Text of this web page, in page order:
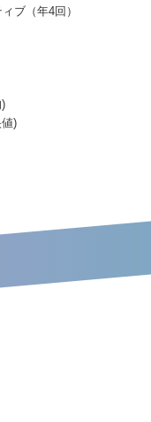
ブ（年4回）
)